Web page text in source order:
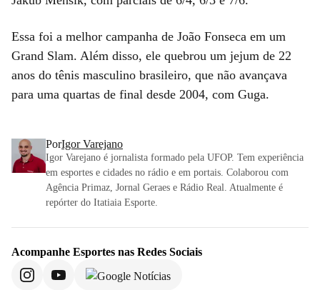
Essa foi a melhor campanha de João Fonseca em um
Grand Slam. Além disso, ele quebrou um jejum de 22
anos do tênis masculino brasileiro, que não avançava
para uma quartas de final desde 2004, com Guga.
PorIgor Varejano
Igor Varejano é jornalista formado pela UFOP. Tem experiência
em esportes e cidades no rádio e em portais. Colaborou com
Agência Primaz, Jornal Geraes e Rádio Real. Atualmente é
repórter do Itatiaia Esporte.
Acompanhe Esportes nas Redes Sociais